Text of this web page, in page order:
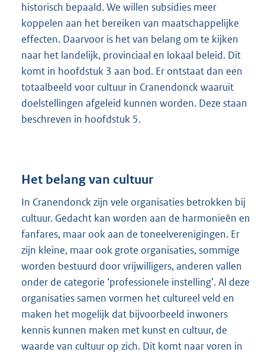
historisch bepaald. We willen subsidies meer
koppelen aan het bereiken van maatschappelijke
effecten. Daarvoor is het van belang om te kijken
naar het landelijk, provinciaal en lokaal beleid. Dit
komt in hoofdstuk 3 aan bod. Er ontstaat dan een
totaalbeeld voor cultuur in Cranendonck waaruit
doelstellingen afgeleid kunnen worden. Deze staan
beschreven in hoofdstuk 5.
Het belang van cultuur
In Cranendonck zijn vele organisaties betrokken bij
cultuur. Gedacht kan worden aan de harmonieën en
fanfares, maar ook aan de toneelverenigingen. Er
zijn kleine, maar ook grote organisaties, sommige
worden bestuurd door vrijwilligers, anderen vallen
onder de categorie ‘professionele instelling’. Al deze
organisaties samen vormen het cultureel veld en
maken het mogelijk dat bijvoorbeeld inwoners
kennis kunnen maken met kunst en cultuur, de
waarde van cultuur op zich. Dit komt naar voren in